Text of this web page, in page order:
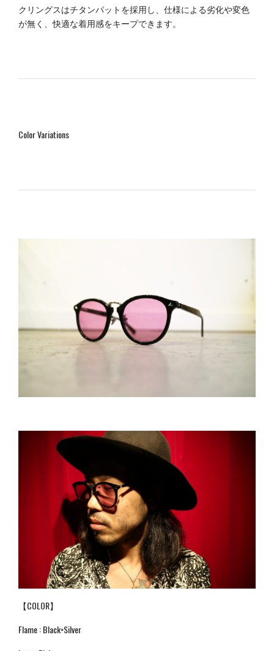
クリングスはチタンパットを採用し、仕様による劣化や変色
が無く、快適な着用感をキープできます。
Color Variations
【COLOR】
Flame : Black×Silver